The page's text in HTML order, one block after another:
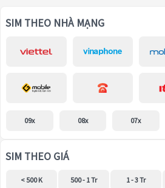
SIM THEO NHÀ MẠNG
09x 08x 07x
SIM THEO GIÁ
< 500 K 500 - 1 Tr 1 - 3 Tr